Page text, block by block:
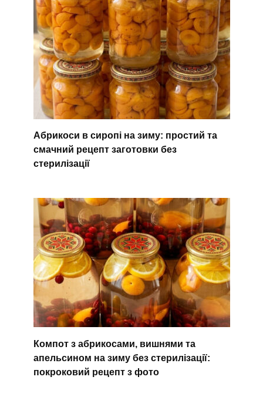
Абрикоси в сиропі на зиму: простий та
смачний рецепт заготовки без
стерилізації
Компот з абрикосами, вишнями та
апельсином на зиму без стерилізації:
покроковий рецепт з фото